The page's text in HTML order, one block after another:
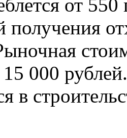
от
получения
000
в